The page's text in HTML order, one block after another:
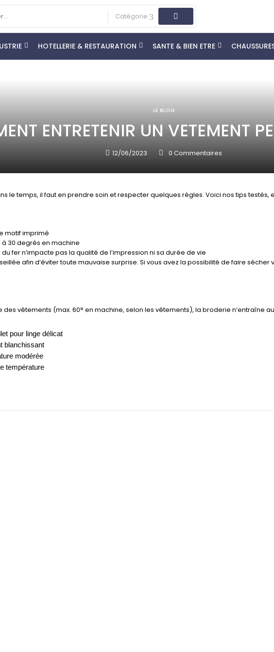
Catégorie
HOTELLERIE & RESTAURATION SANTE & BIEN ETRE
LE BLOG
ENTRETENIR UN VETEMENT
12/06/2023 0 Commentaires
le temps, il faut en prendre soin et respecter quelques règles. Voici nos tips testés,
motif imprimé
30 degrés en machine
fer n’impacte pas la qualité de l’impression ni sa durée de vie
afin d’éviter toute mauvaise surprise. Si vous avez la possibilité de faire
vêtements (max. 60° en machine, selon les vêtements), la broderie n’entraîne
pour linge délicat
blanchissant
modérée
température